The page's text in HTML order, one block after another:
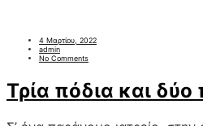
4 Μαρτίου, 2022
admin
No Comments
Τρία πόδια και δύο